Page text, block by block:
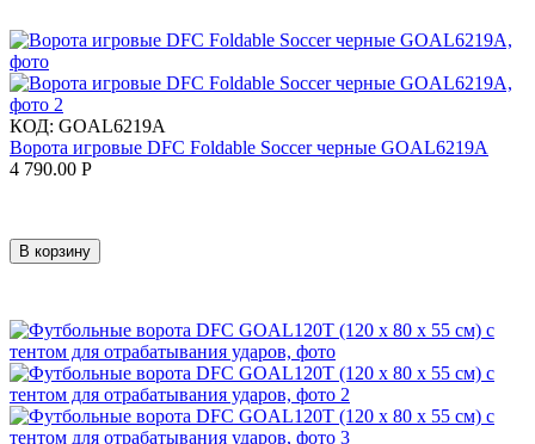
КОД: GOAL6219A
Ворота игровые DFC Foldable Soccer черные GOAL6219A
4 790.00 Р
В корзину